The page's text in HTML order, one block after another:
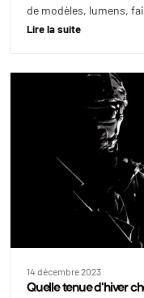
de modèles, lumens,
Lire la suite
14 décembre 2023
Quelle tenue d'hiver